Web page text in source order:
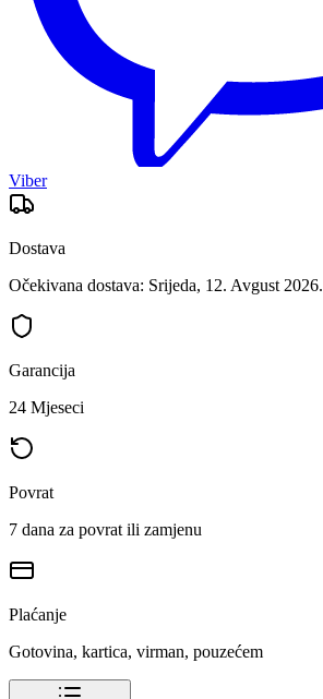
Viber
Dostava
Očekivana dostava: Srijeda, 12. Avgust 2026.
Garancija
24 Mjeseci
Povrat
7 dana za povrat ili zamjenu
Plaćanje
Gotovina, kartica, virman, pouzećem